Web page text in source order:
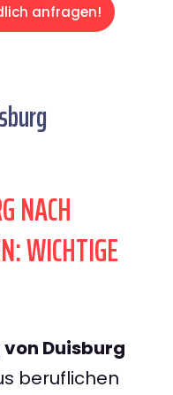
anfragen!
NACH
WICHTIGE
von Duisburg
beruflichen